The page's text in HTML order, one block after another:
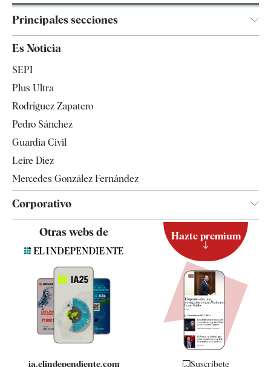
Principales secciones
España
Televisión
Es Noticia
SEPI
Plus Ultra
Rodríguez Zapatero
Pedro Sánchez
Guardia Civil
Leire Díez
Mercedes González Fernández
Corporativo
Contacto
Quiénes somos
Especificaciones
Otras webs de
ia.elindependiente.com
Hazte premium
Suscríbete